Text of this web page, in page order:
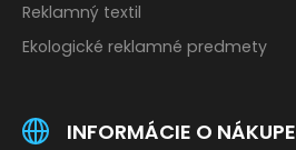
Reklamný textil
Ekologické reklamné predmety
INFORMÁCIE O NÁKUPE